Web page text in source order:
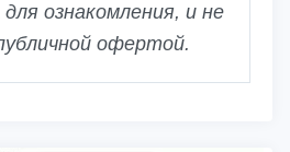
ознакомления, и не
офертой.